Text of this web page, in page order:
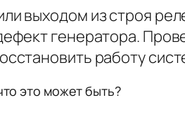
выходом из строя
генератора.
работу
это может быть?